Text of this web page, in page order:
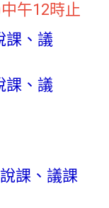
午12時止
課、議
課、議
課、議課